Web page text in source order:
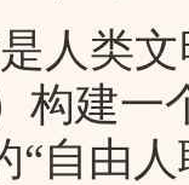
类文
构建
“自由